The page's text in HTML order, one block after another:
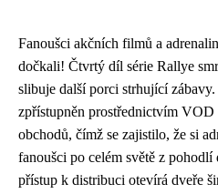
Fanoušci akčních filmů a
dočkali! Čtvrtý díl série Rallye
slibuje další porci strhující
zpřístupněn prostřednictvím
obchodů, čímž se zajistilo, že si
fanoušci po celém světě z
přístup k distribuci otevírá dveře